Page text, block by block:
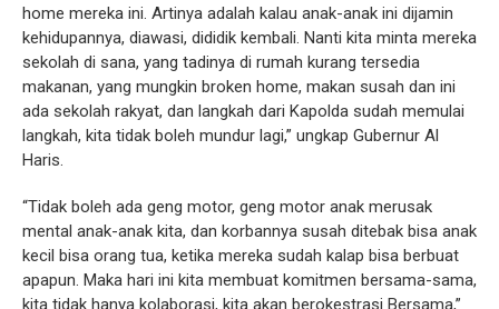
home mereka ini. Artinya adalah kalau anak-anak ini dijamin
kehidupannya, diawasi, dididik kembali. Nanti kita minta mereka
sekolah di sana, yang tadinya di rumah kurang tersedia
makanan, yang mungkin broken home, makan susah dan ini
ada sekolah rakyat, dan langkah dari Kapolda sudah memulai
langkah, kita tidak boleh mundur lagi,” ungkap Gubernur Al
Haris.
“Tidak boleh ada geng motor, geng motor anak merusak
mental anak-anak kita, dan korbannya susah ditebak bisa anak
kecil bisa orang tua, ketika mereka sudah kalap bisa berbuat
apapun. Maka hari ini kita membuat komitmen bersama-sama,
kita tidak hanya kolaborasi, kita akan berokestrasi Bersama,”